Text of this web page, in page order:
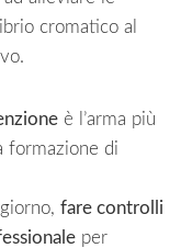
cromatico al
è l’arma più
formazione di
fare controlli
per